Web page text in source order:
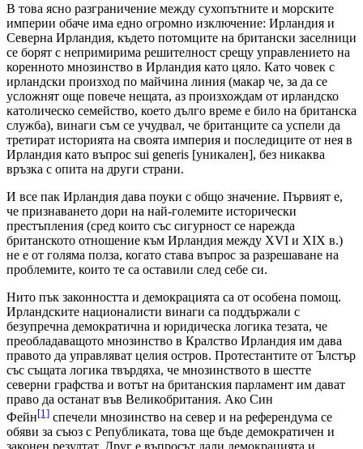
В това ясно разграничение между сухопътните и морските
империи обаче има едно огромно изключение: Ирландия и
Северна Ирландия, където потомците на британски заселници
се борят с непримирима решителност срещу управлението на
коренното мнозинство в Ирландия като цяло. Като човек с
ирландски произход по майчина линия (макар че, за да се
усложнят още повече нещата, аз произхождам от ирландско
католическо семейство, което дълго време е било на британска
служба), винаги съм се учудвал, че британците са успели да
третират историята на своята империя и последиците от нея в
Ирландия като въпрос sui generis [уникален], без никаква
връзка с опита на други страни.
И все пак Ирландия дава поуки с общо значение. Първият е,
че признаването дори на най-големите исторически
престъпления (сред които със сигурност се нарежда
британското отношение към Ирландия между XVI и XIX в.)
не е от голяма полза, когато става въпрос за разрешаване на
проблемите, които те са оставили след себе си.
Нито пък законността и демокрацията са от особена помощ.
Ирландските националисти винаги са поддържали с
безупречна демократична и юридическа логика тезата, че
преобладаващото мнозинство в Кралство Ирландия им дава
правото да управляват целия остров. Протестантите от Ълстър
със същата логика твърдяха, че мнозинството в шестте
северни графства и вотът на британския парламент им дават
право да останат във Великобритания. Ако Син
Фейн[1] спечели мнозинство на север и на референдума се
обяви за съюз с Републиката, това ще бъде демократичен и